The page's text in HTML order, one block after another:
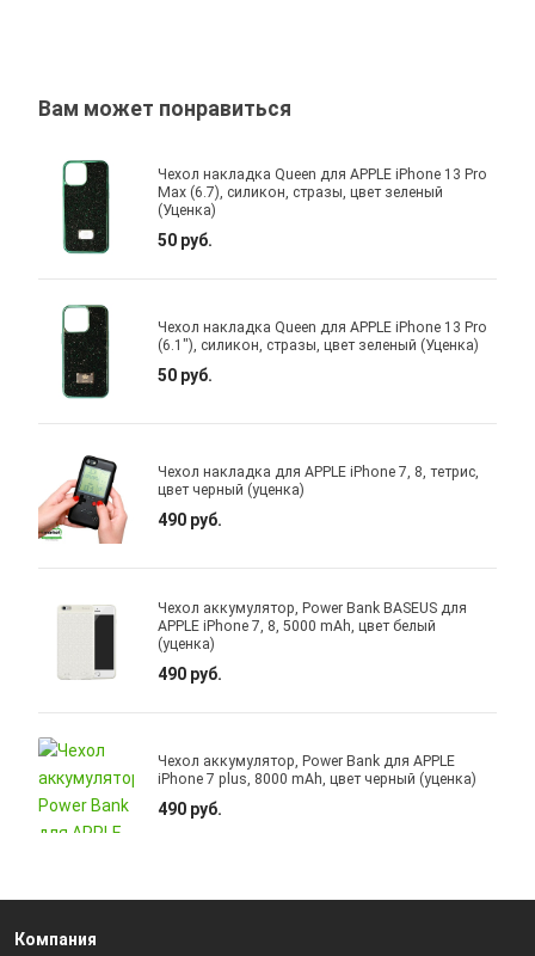
Вам может понравиться
Чехол накладка Queen для APPLE iPhone 13 Pro
Max (6.7), силикон, стразы, цвет зеленый
(Уценка)
50 руб.
Чехол накладка Queen для APPLE iPhone 13 Pro
(6.1"), силикон, стразы, цвет зеленый (Уценка)
50 руб.
Чехол накладка для APPLE iPhone 7, 8, тетрис,
цвет черный (уценка)
490 руб.
Чехол аккумулятор, Power Bank BASEUS для
APPLE iPhone 7, 8, 5000 mAh, цвет белый
(уценка)
490 руб.
Чехол аккумулятор, Power Bank для APPLE
iPhone 7 plus, 8000 mAh, цвет черный (уценка)
490 руб.
Компания